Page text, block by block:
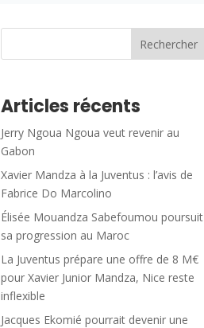
Rechercher
Articles récents
Jerry Ngoua Ngoua veut revenir au
Gabon
Xavier Mandza à la Juventus : l’avis de
Fabrice Do Marcolino
Élisée Mouandza Sabefoumou poursuit
sa progression au Maroc
La Juventus prépare une offre de 8 M€
pour Xavier Junior Mandza, Nice reste
inflexible
Jacques Ekomié pourrait devenir une